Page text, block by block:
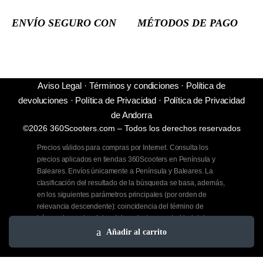
Añadir al carrito
ENVÍO SEGURO CON MÉTODOS DE PAGO
Aviso Legal· Términos y condiciones · Política de
devoluciones · Política de Privacidad · Política de Privacidad
de Andorra
©2026 360Scooters.com – Todos los derechos reservados
Precios válidos para compras por Internet. Consulta los
precios aplicados en tiendas 360Scooters en Península y
Baleares. Envíos únicamente a Península y Baleares. La
clasificación del resultado de la búsqueda se basa, además,
en los siguientes parámetros principales (por orden de
relevancia descendente): coincidencia del término de
búsqueda con los datos del producto, popularidad del
producto, disponibilidad del producto, relevancia de la